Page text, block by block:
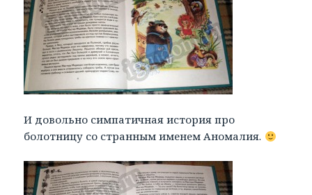
И довольно симпатичная история про
болотницу со странным именем Аномалия.